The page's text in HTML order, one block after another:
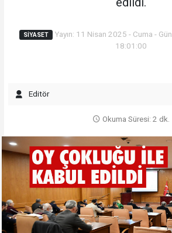
SIYASET Yayın: 11 Nisan 2025 - Cuma -
18:01:00
Editör
Okuma Süresi: 2 dk.